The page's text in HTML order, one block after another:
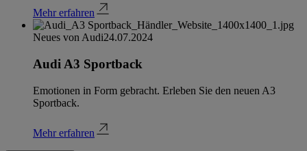
Mehr erfahren
Neues von Audi24.07.2024
Audi A3 Sportback
Emotionen in Form gebracht. Erleben Sie den neuen A3
Sportback.
Mehr erfahren